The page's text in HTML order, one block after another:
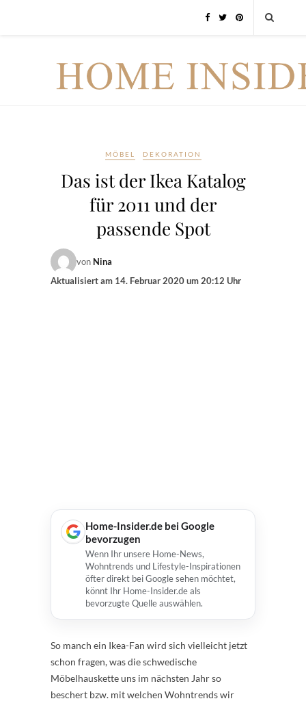
MÖBEL DEKORATION
Das ist der Ikea Katalog
für 2011 und der
passende Spot
von Nina
Aktualisiert am 14. Februar 2020 um 20:12 Uhr
Home-Insider.de bei Google
bevorzugen
Wenn Ihr unsere Home-News,
Wohntrends und Lifestyle-Inspirationen
öfter direkt bei Google sehen möchtet,
könnt Ihr Home-Insider.de als
bevorzugte Quelle auswählen.
So manch ein Ikea-Fan wird sich vielleicht jetzt
schon fragen, was die schwedische
Möbelhauskette uns im nächsten Jahr so
beschert bzw. mit welchen Wohntrends wir